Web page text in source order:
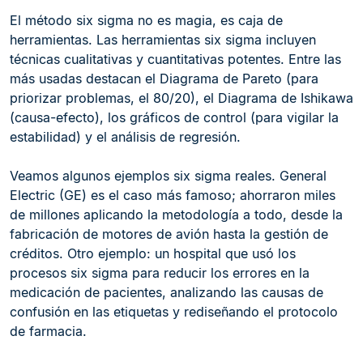
El método six sigma no es magia, es caja de
herramientas. Las herramientas six sigma incluyen
técnicas cualitativas y cuantitativas potentes. Entre las
más usadas destacan el Diagrama de Pareto (para
priorizar problemas, el 80/20), el Diagrama de Ishikawa
(causa-efecto), los gráficos de control (para vigilar la
estabilidad) y el análisis de regresión.
Veamos algunos ejemplos six sigma reales. General
Electric (GE) es el caso más famoso; ahorraron miles
de millones aplicando la metodología a todo, desde la
fabricación de motores de avión hasta la gestión de
créditos. Otro ejemplo: un hospital que usó los
procesos six sigma para reducir los errores en la
medicación de pacientes, analizando las causas de
confusión en las etiquetas y rediseñando el protocolo
de farmacia.